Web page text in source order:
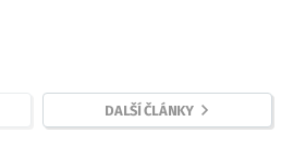
DALŠÍ ČLÁNKY